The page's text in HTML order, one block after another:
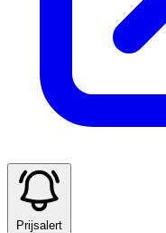
Prijsalert